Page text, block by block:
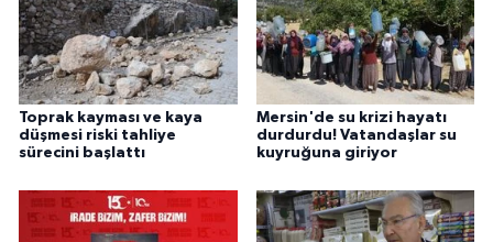
Toprak kayması ve kaya
düşmesi riski tahliye
sürecini başlattı
Mersin'de su krizi hayatı
durdurdu! Vatandaşlar su
kuyruğuna giriyor